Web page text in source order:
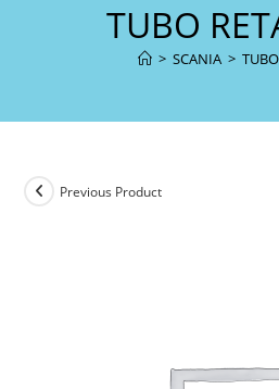
TUBO
> SCANIA >
Previous Product